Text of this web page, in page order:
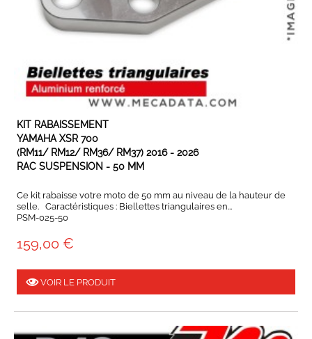
KIT RABAISSEMENT
YAMAHA XSR 700
(RM11/ RM12/ RM36/ RM37) 2016 - 2026
RAC SUSPENSION - 50 MM
Ce kit rabaisse votre moto de 50 mm au niveau de la hauteur de
selle. Caractéristiques : Biellettes triangulaires en...
PSM-025-50
159,00 €
VOIR LE PRODUIT